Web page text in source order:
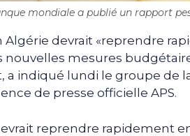
mondiale a publié un rapport
Algérie devrait «reprendre
mesures
a indiqué lundi le groupe de
de presse officielle APS.
reprendre rapidement